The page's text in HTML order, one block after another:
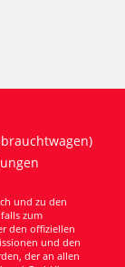
und zu den
zum
den offiziellen
und den
der an allen